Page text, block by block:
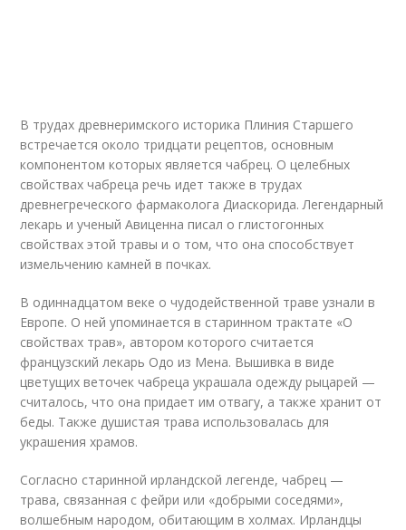
В трудах древнеримского историка Плиния Старшего
встречается около тридцати рецептов, основным
компонентом которых является чабрец. О целебных
свойствах чабреца речь идет также в трудах
древнегреческого фармаколога Диаскорида. Легендарный
лекарь и ученый Авиценна писал о глистогонных
свойствах этой травы и о том, что она способствует
измельчению камней в почках.
В одиннадцатом веке о чудодейственной траве узнали в
Европе. О ней упоминается в старинном трактате «О
свойствах трав», автором которого считается
французский лекарь Одо из Мена. Вышивка в виде
цветущих веточек чабреца украшала одежду рыцарей —
считалось, что она придает им отвагу, а также хранит от
беды. Также душистая трава использовалась для
украшения храмов.
Согласно старинной ирландской легенде, чабрец —
трава, связанная с фейри или «добрыми соседями»,
волшебным народом, обитающим в холмах. Ирландцы